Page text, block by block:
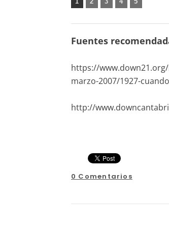
Fuentes
https://
marzo-2007/1927-
http://
0 Comentarios